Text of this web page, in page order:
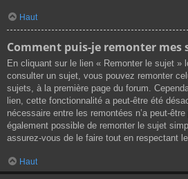
Haut
Comment puis-je remonter mes
En cliquant sur le lien « Remonter le sujet »
consulter un sujet, vous pouvez remonter
sujets, à la première page du forum.
lien, cette fonctionnalité a peut-être été
nécessaire entre les remontées n’a peut-
également possible de remonter le sujet
assurez-vous de le faire tout en respectant
Haut